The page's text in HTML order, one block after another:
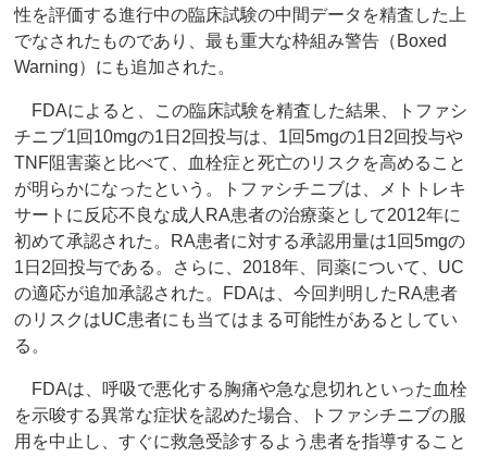
性を評価する進行中の臨床試験の中間データを精査した上
でなされたものであり、最も重大な枠組み警告（Boxed
Warning）にも追加された。
FDAによると、この臨床試験を精査した結果、トファシ
チニブ1回10mgの1日2回投与は、1回5mgの1日2回投与や
TNF阻害薬と比べて、血栓症と死亡のリスクを高めること
が明らかになったという。トファシチニブは、メトトレキ
サートに反応不良な成人RA患者の治療薬として2012年に
初めて承認された。RA患者に対する承認用量は1回5mgの
1日2回投与である。さらに、2018年、同薬について、UC
の適応が追加承認された。FDAは、今回判明したRA患者
のリスクはUC患者にも当てはまる可能性があるとしてい
る。
FDAは、呼吸で悪化する胸痛や急な息切れといった血栓
を示唆する異常な症状を認めた場合、トファシチニブの服
用を中止し、すぐに救急受診するよう患者を指導すること